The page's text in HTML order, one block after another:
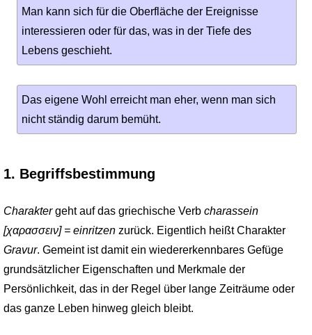
Man kann sich für die Oberfläche der Ereignisse
interessieren oder für das, was in der Tiefe des
Lebens geschieht.
Das eigene Wohl erreicht man eher, wenn man sich
nicht ständig darum bemüht.
1. Begriffsbestimmung
Charaktergeht auf das griechische Verb charassein
[χαρασσειν] = einritzenzurück. Eigentlich heißt Charakter
Gravur. Gemeint ist damit ein wiedererkennbares Gefüge
grundsätzlicher Eigenschaften und Merkmale der
Persönlichkeit, das in der Regel über lange Zeiträume oder
das ganze Leben hinweg gleich bleibt.